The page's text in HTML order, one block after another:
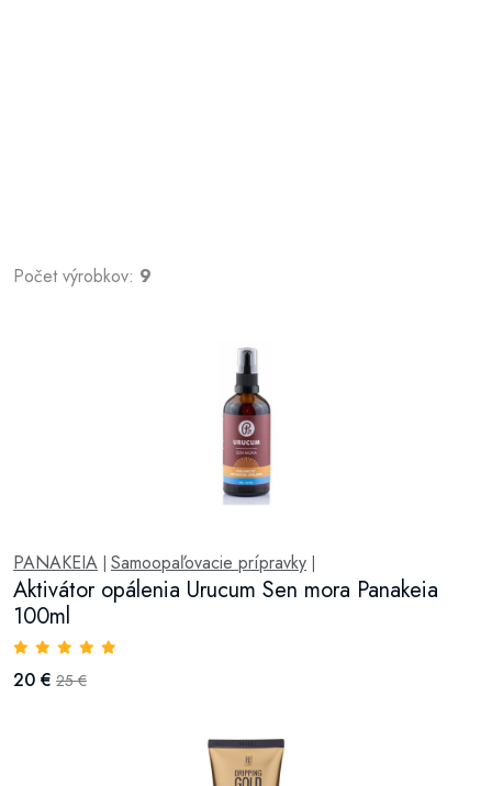
Počet výrobkov: 9
PANAKEIA Samoopaľovacie prípravky
Aktivátor opálenia Urucum Sen mora Panakeia
100ml
20 € 25 €